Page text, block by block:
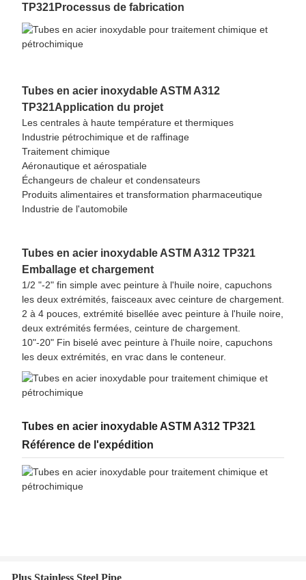
TP321Processus de fabrication
Tubes en acier inoxydable ASTM A312
TP321Application du projet
Les centrales à haute température et thermiques
Industrie pétrochimique et de raffinage
Traitement chimique
Aéronautique et aérospatiale
Échangeurs de chaleur et condensateurs
Produits alimentaires et transformation pharmaceutique
Industrie de l'automobile
Tubes en acier inoxydable ASTM A312 TP321
Emballage et chargement
1/2 "-2" fin simple avec peinture à l'huile noire, capuchons
les deux extrémités, faisceaux avec ceinture de chargement.
2 à 4 pouces, extrémité bisellée avec peinture à l'huile noire,
deux extrémités fermées, ceinture de chargement.
10"-20" Fin biselé avec peinture à l'huile noire, capuchons
les deux extrémités, en vrac dans le conteneur.
Tubes en acier inoxydable ASTM A312 TP321
Référence de l'expédition
Plus Stainless Steel Pipe